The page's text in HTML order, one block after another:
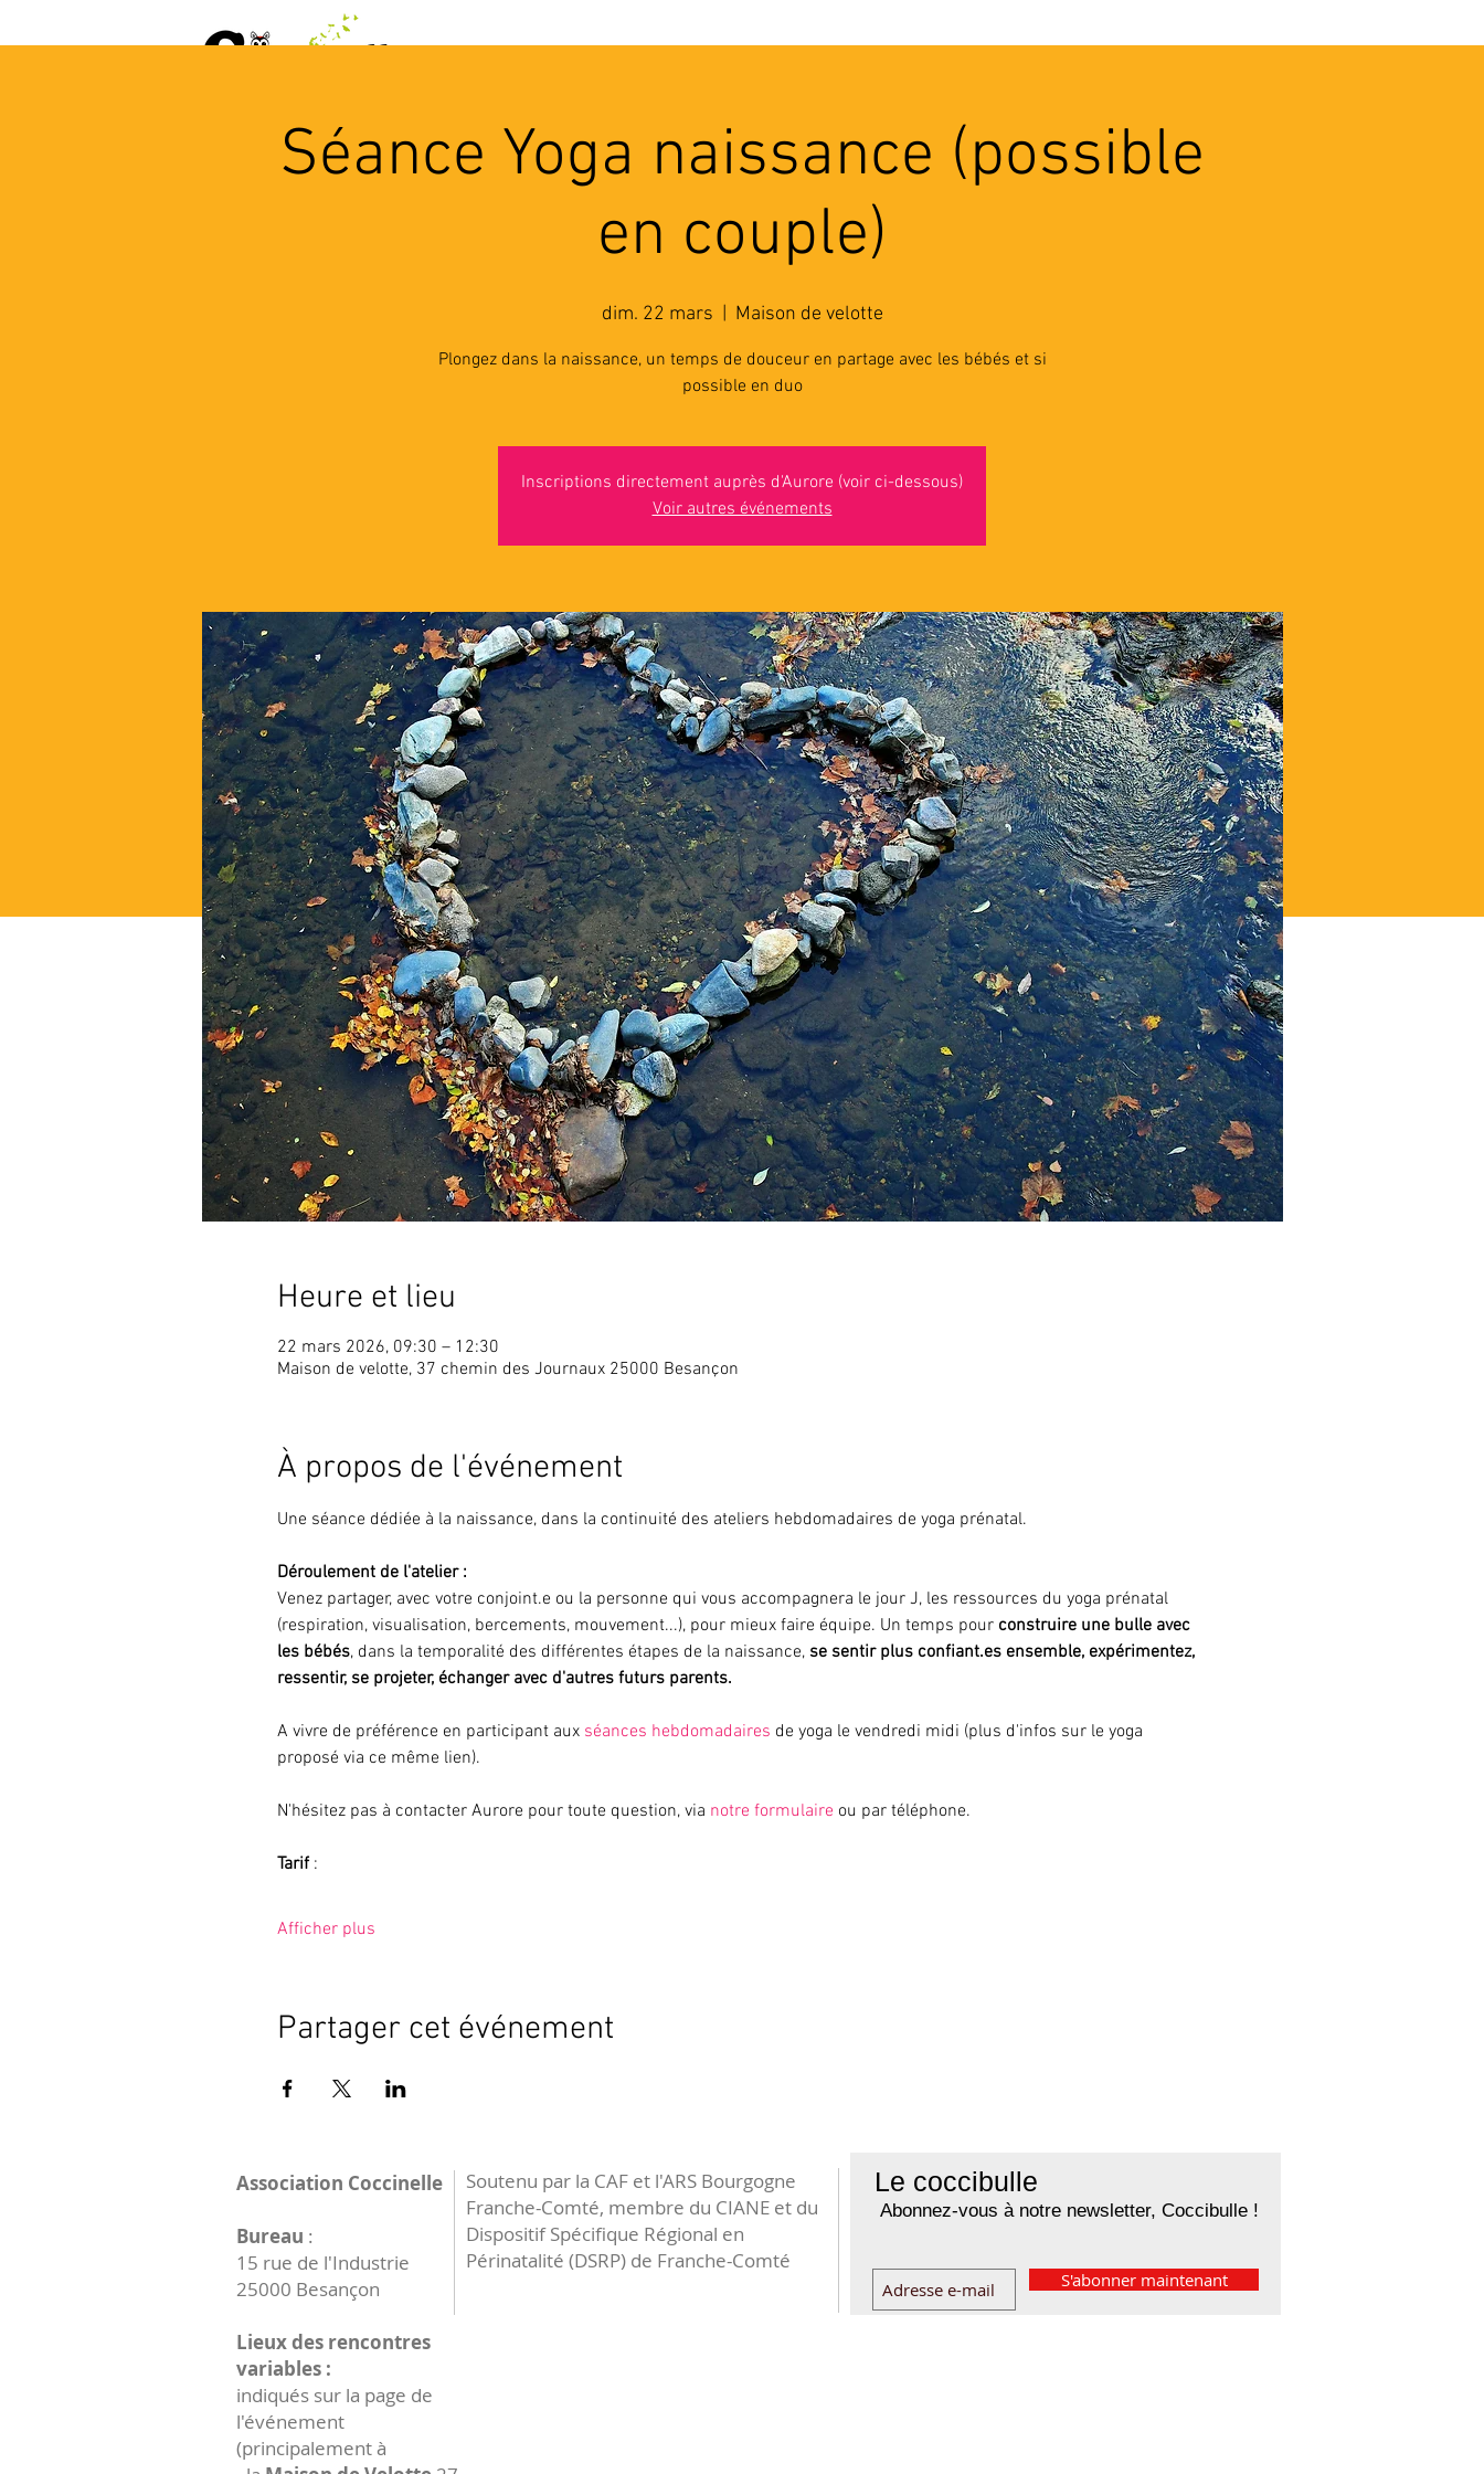
Séance Yoga naissance (possible
en couple)
dim. 22 mars Maison de velotte
Plongez dans la naissance, un temps de douceur en partage avec les bébés et si
possible en duo
Inscriptions directement auprès d'Aurore (voir ci-dessous)
Voir autres événements
Heure et lieu
22 mars 2026, 09:30 – 12:30
Maison de velotte, 37 chemin des Journaux 25000 Besançon
À propos de l'événement
Une séance dédiée à la naissance, dans la continuité des ateliers hebdomadaires de yoga prénatal.
Déroulement de l'atelier :
Venez partager, avec votre conjoint.e ou la personne qui vous accompagnera le jour J, les ressources du yoga prénatal
(respiration, visualisation, bercements, mouvement...), pour mieux faire équipe. Un temps pour construire une bulle avec
les bébés, dans la temporalité des différentes étapes de la naissance, se sentir plus confiant.es ensemble, expérimentez,
ressentir, se projeter, échanger avec d'autres futurs parents.
A vivre de préférence en participant aux séances hebdomadaires de yoga le vendredi midi (plus d'infos sur le yoga
proposé via ce même lien).
N'hésitez pas à contacter Aurore pour toute question, via notre formulaire ou par téléphone.
Tarif :
Afficher plus
Partager cet événement
Le coccibulle
Abonnez-vous à notre newsletter, Coccibulle !
S'abonner maintenant
Association Coccinelle
Bureau :
15 rue de l'Industrie
25000 Besançon
Lieux des rencontres
variables :
indiqués sur la page de
l'événement
(principalement à
Soutenu par la CAF et l'ARS Bourgogne
Franche-Comté, membre du CIANE et du
Dispositif Spécifique Régional en
Périnatalité (DSRP) de Franche-Comté